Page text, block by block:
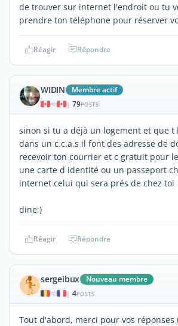
de trouver sur internet l'endroit ou tu
prendre ton téléphone pour réserver
Réagir Répondre
WIDIN Membre actif
| 79POSTS
sinon si tu a déjà un logement et que t
dans un c.c.a.s il font des adresse de
recevoir ton courrier et c gratuit pour
une carte d identité ou un passeport
internet celui qui sera prés de chez toi
dine;)
Réagir Répondre
sergeibux Nouveau membre
| 4POSTS
Tout d'abord, merci pour vos réponses